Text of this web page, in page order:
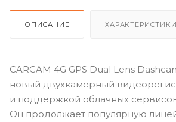
ОПИСАНИЕ ХАРАКТЕРИСТИКИ
CARCAM 4G GPS Dual Lens
новый двухкамерный
и поддержкой облачных
Он продолжает популярную